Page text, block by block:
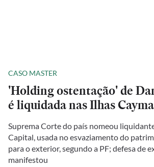
CASO MASTER
'Holding ostentação' de
é liquidada nas Ilhas
Suprema Corte do país nomeou
Capital, usada no esvaziamento do
para o exterior, segundo a PF; defesa de
manifestou